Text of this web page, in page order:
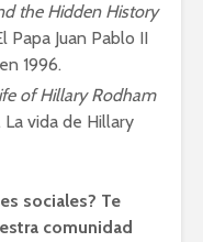
the Hidden History
Papa Juan Pablo II
1996.
of Hillary Rodham
La vida de Hillary
sociales? Te
comunidad